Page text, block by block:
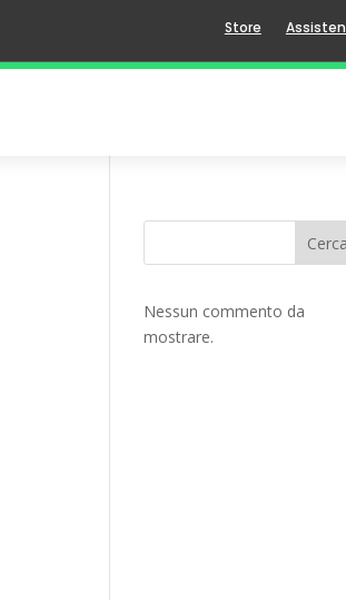
Store
Cerca
Nessun commento da
mostrare.